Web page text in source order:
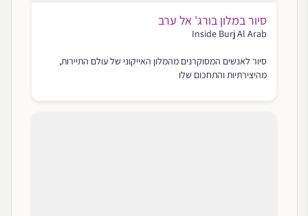
סיור במלון בורג' אל ערב
Inside Burj Al Arab
סיור לאנשים המסוקרנים מהמלון האייקוני של עולם התיירות,
מהיצירתיות והתחכום שלו